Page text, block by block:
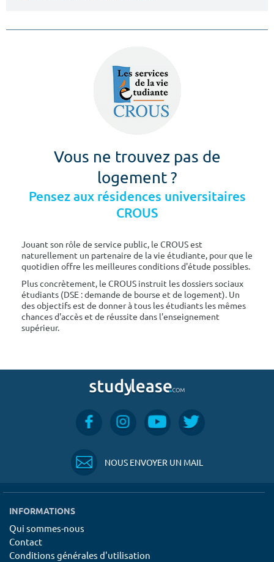
Vous ne trouvez pas de
logement ?
Pensez aux résidences universitaires
CROUS
Jouant son rôle de service public, le CROUS est
naturellement un partenaire de la vie étudiante, pour que le
quotidien offre les meilleures conditions d'étude possibles.
Plus concrètement, le CROUS instruit les dossiers sociaux
étudiants (DSE : demande de bourse et de logement). Un
des objectifs est de donner à tous les étudiants les mêmes
chances d'accès et de réussite dans l'enseignement
supérieur.
NOUS ENVOYER UN MAIL
INFORMATIONS
Qui sommes-nous
Contact
Conditions générales d'utilisation